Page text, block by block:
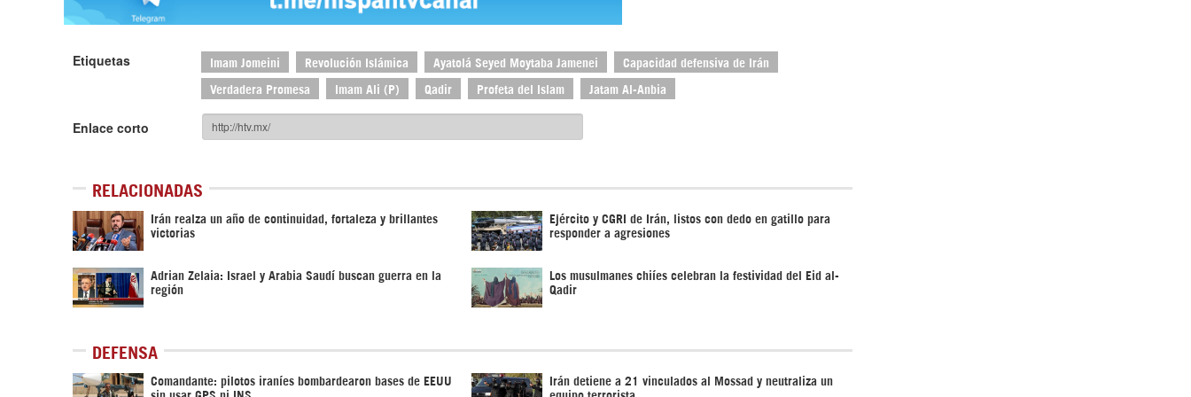
Etiquetas Imam Jomeini Revolución Islámica Ayatolá Seyed Moytaba Jamenei Capacidad defensiva de Irán
Verdadera Promesa Imam Ali (P) Qadir Profeta del Islam Jatam Al-Anbia
Enlace corto
RELACIONADAS
Irán realza un año de continuidad, fortaleza y brillantes
victorias
Ejército y CGRI de Irán, listos con dedo en gatillo para
responder a agresiones
Adrian Zelaia: Israel y Arabia Saudí buscan guerra en la
región
Los musulmanes chiíes celebran la festividad del Eid al-
Qadir
DEFENSA
Comandante: pilotos iraníes bombardearon bases de EEUU
sin usar GPS ni INS
Irán detiene a 21 vinculados al Mossad y neutraliza un
equipo terrorista